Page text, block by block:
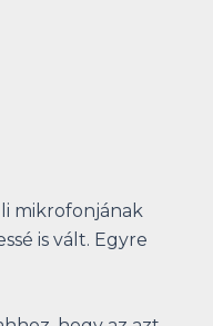
mikrofonjának
is vált. Egyre